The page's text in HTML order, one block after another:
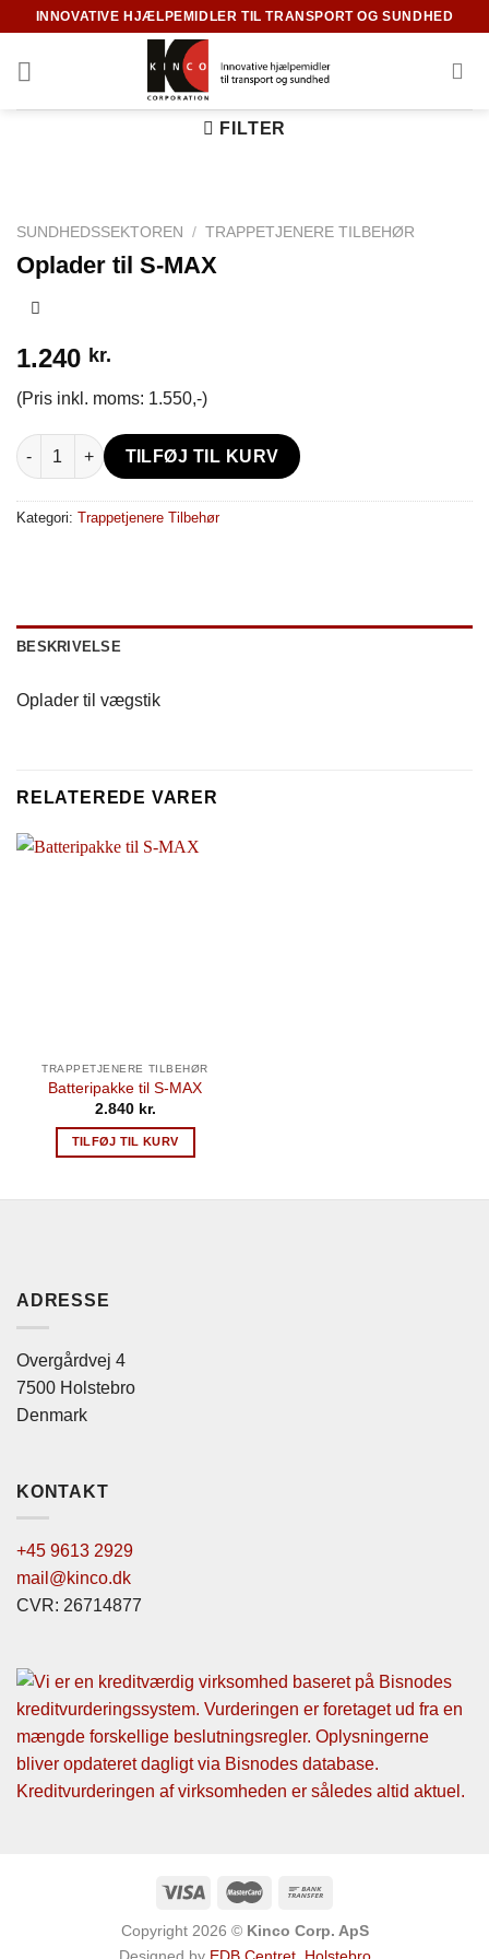
Fortsæt
indhold
INNOVATIVE HJÆLPEMIDLER TIL TRANSPORT OG SUNDHED
FILTER
SUNDHEDSSEKTOREN / TRAPPETJENERE TILBEHØR
Oplader til S-MAX
1.240 kr.
(Pris inkl. moms: 1.550,-)
Oplader til S-MAX antal
TILFØJ TIL KURV
Kategori: Trappetjenere Tilbehør
BESKRIVELSE
Oplader til vægstik
RELATEREDE VARER
TRAPPETJENERE TILBEHØR
Batteripakke til S-MAX
2.840 kr.
TILFØJ TIL KURV
ADRESSE
Overgårdvej 4
7500 Holstebro
Denmark
KONTAKT
+45 9613 2929
mail@kinco.dk
CVR: 26714877
Copyright 2026 © Kinco Corp. ApS
Designed by EDB Centret, Holstebro